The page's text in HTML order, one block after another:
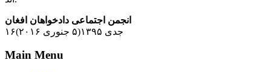
انجمن اجتماعی دادخواهان افغان
۱۶جدی ۱۳۹۵(۵ جنوری ۲۰۱۶)
Main Menu